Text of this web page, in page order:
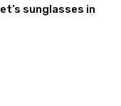
sunglasses in